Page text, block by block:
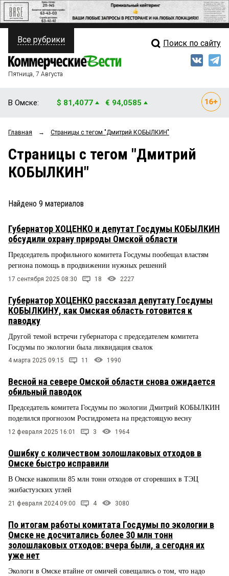
ПОЛИТИКА
ФИНАНСЫ
ОБЩЕСТВО
ЗАКОН
ПРОИСШЕСТВИЯ
СТИЛЬ ЖИЗНИ
Свежий выпуск
Мнения
Рейтинги
Все рубрики Поиск по сайту
Пятница, 7 Августа
В Омске: $ 81,4077 € 94,0585
Главная → Страницы c тегом "Дмитрий КОБЫЛКИН"
Страницы c тегом "Дмитрий
КОБЫЛКИН"
Найдено 9 материалов
Губернатор ХОЦЕНКО и депутат Госдумы КОБЫЛКИН
обсудили охрану природы Омской области
Председатель профильного комитета Госдумы пообещал властям
региона помощь в продвижении нужных решений
17 сентября 2025 08:30 18 2227
Губернатор ХОЦЕНКО рассказал депутату Госдумы
КОБЫЛКИНУ, как Омская область готовится к
паводку
Другой темой встречи губернатора с председателем комитета
Госдумы по экологии была ликвидация свалок
4 марта 2025 09:15 11 1990
Весной на севере Омской области снова ожидается
обильный паводок
Председатель комитета Госдумы по экологии Дмитрий КОБЫЛКИН
поделился прогнозом Росгидромета на предстоящую весну
12 февраля 2025 16:01 3 1964
Ошибку с количеством золошлаковых отходов в
Омске быстро исправили
В Омске накопили 85 млн тонн отходов от сгоревших в ТЭЦ
экибастузских углей
21 февраля 2024 09:00 4 3080
По итогам работы комитата Госдумы по экологии в
Омске не досчитались более 30 млн тонн
золошлаковых отходов: вчера были, а сегодня их
уже нет
Экологи в Омске втайне от омичей совещались о том, что надо